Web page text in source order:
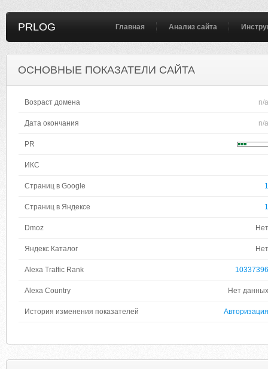
PRLOG Главная Анализ сайта
ОСНОВНЫЕ ПОКАЗАТЕЛИ САЙТА
Возраст домена n/a
Дата окончания n/a
PR
ИКС
Страниц в Google 1
Страниц в Яндексе 1
Dmoz Нет
Яндекс Каталог Нет
Alexa Traffic Rank 10337396
Alexa Country Нет данных
История изменения показателей Авторизация